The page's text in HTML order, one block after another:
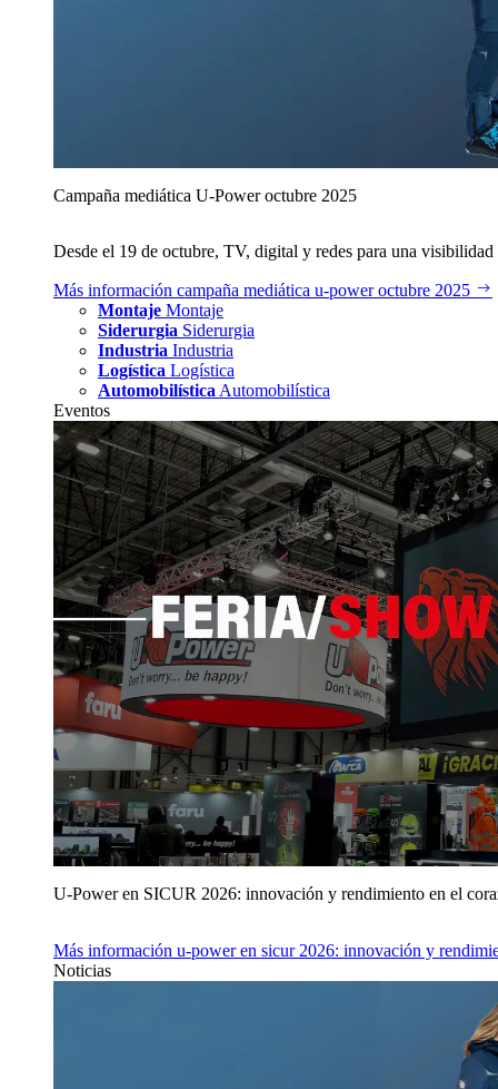
Campaña mediática U‑Power octubre 2025
Desde el 19 de octubre, TV, digital y redes para una
Más información campaña mediática u‑power octubre 2025
Montaje Montaje
Siderurgia Siderurgia
Industria Industria
Logística Logística
Automobilística Automobilística
Eventos
U‑Power en SICUR 2026: innovación y rendimiento en el
Más información u‑power en sicur 2026: innovación y
Noticias